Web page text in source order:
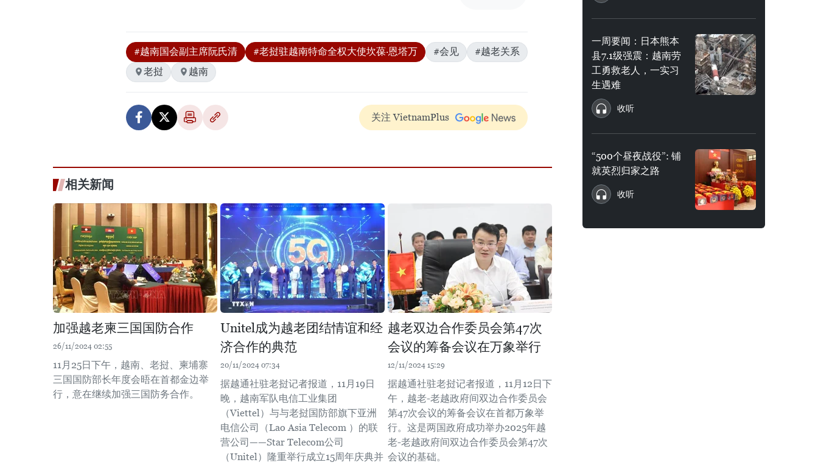
#越南国会副主席阮氏清 #老挝驻越南特命全权大使坎葆·恩塔万 #会见
#越老关系
老挝
越南
关注 VietnamPlus
相关新闻
加强越老柬三国国防合作
26/11/2024 02:55
11月25日下午，越南、老挝、柬埔寨
三国国防部长年度会晤在首都金边举
行，意在继续加强三国防务合作。
Unitel成为越老团结情谊和经
济合作的典范
20/11/2024 07:34
据越通社驻老挝记者报道，11月19日
晚，越南军队电信工业集团
（Viettel）与与老挝国防部旗下亚洲
电信公司（Lao Asia Telecom ）的联
营公司——Star Telecom公司
（Unitel）隆重举行成立15周年庆典并
越老双边合作委员会第47次
会议的筹备会议在万象举行
12/11/2024 15:29
据越通社驻老挝记者报道，11月12日下
午，越老-老越政府间双边合作委员会
第47次会议的筹备会议在首都万象举
行。这是两国政府成功举办2025年越
老-老越政府间双边合作委员会第47次
会议的基础。
一周要闻：日本熊本
县7.1级强震：越南劳
工勇救老人，一实习
生遇难
收听
“500个昼夜战役”: 铺
就英烈归家之路
收听